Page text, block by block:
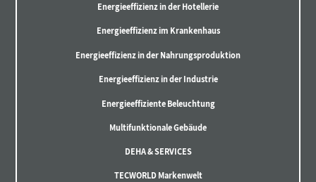
Energieeffizienz in der Hotellerie
Energieeffizienz im Krankenhaus
Energieeffizienz in der Nahrungsproduktion
Energieeffizienz in der Industrie
Energieeffiziente Beleuchtung
Multifunktionale Gebäude
DEHA & SERVICES
TECWORLD Markenwelt